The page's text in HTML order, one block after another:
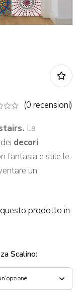
(0 recensioni)
La
decori
fantasia e stile le
un
prodotto in
Scalino: